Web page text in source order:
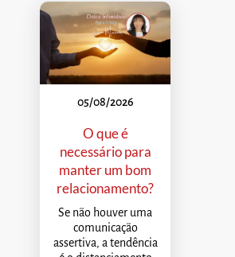
05/08/2026
O que é
necessário para
manter um bom
relacionamento?
Se não houver uma
comunicação
assertiva, a tendência